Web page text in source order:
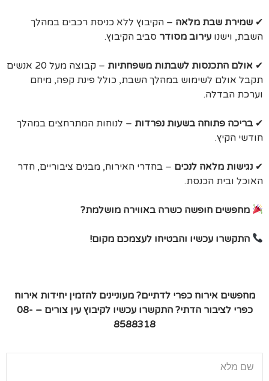
✔ שמירת שבת מלאה– הקיבוץ ללא כניסת רכבים במהלך
השבת, וישנו עירוב מסודרסביב הקיבוץ.
✔ אולם התכנסות לשבתות משפחתיות
– קבוצה מעל 20 אנשים
תקבל אולם לשימוש במהלך השבת, כולל פינת קפה, מיחם
וערכת הבדלה.
✔ בריכה פתוחה בשעות נפרדות– לנוחות המתרחצים במהלך
חודשי הקיץ.
✔ נגישות מלאה לנכים– בחדרי האירוח, מבנים ציבוריים, חדר
האוכל ובית הכנסת.
מחפשים חופשה כשרה באווירה מושלמת?
התקשרו עכשיו והבטיחו לעצמכם מקום!
מחפשים אירוח כפרי לדתיים? מעוניינים להזמין יחידות אירוח
כפרי לציבור הדתי? התקשרו עכשיו לקיבוץ עין צורים – 08-
8588318